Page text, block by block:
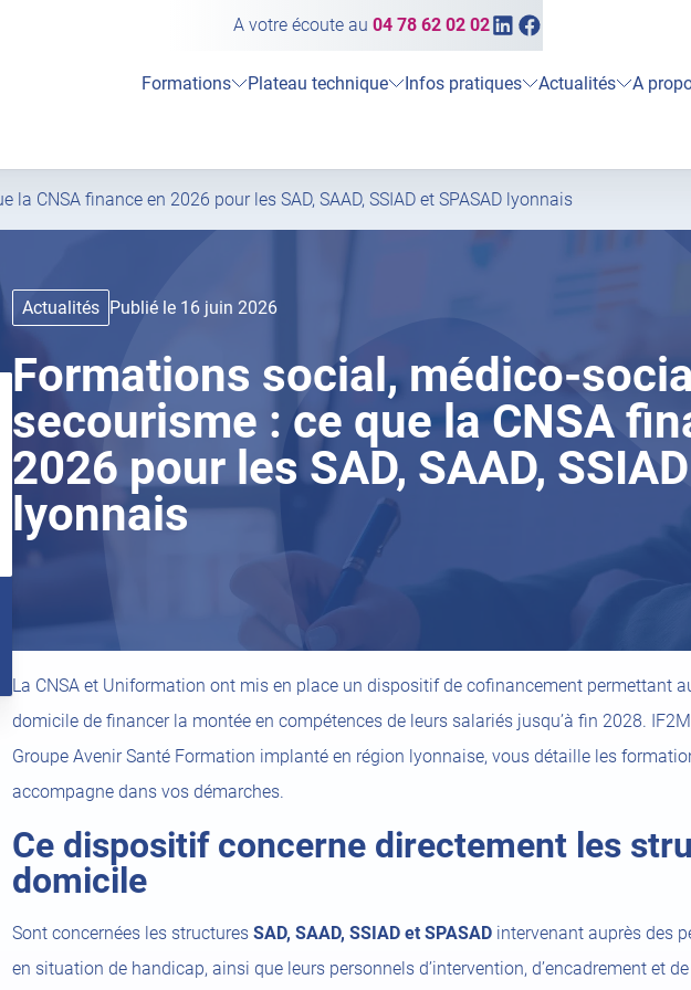
A votre écoute au 04 78 62 02 02
Linkedin
(ouvrir
vers
nouvel
vers
un
nouvel
Formations Plateau technique Infos pratiques Actualités A
CNSA finance en 2026 pour les SAD, SAAD, SSIAD et SPASAD lyonnais
Actualités Publié le 16 juin 2026
Formations social, médico-
secourisme : ce que la CNSA
2026 pour les SAD, SAAD,
lyonnais
La CNSA et Uniformation ont mis en place un dispositif de cofinancement permettant
domicile de financer la montée en compétences de leurs salariés jusqu’à fin 2028.
Groupe Avenir Santé Formation implanté en région lyonnaise, vous détaille les
accompagne dans vos démarches.
Ce dispositif concerne directement les
domicile
Sont concernées les structures SAD, SAAD, SSIAD et SPASADintervenant auprès des
en situation de handicap, ainsi que leurs personnels d’intervention, d’encadrement et